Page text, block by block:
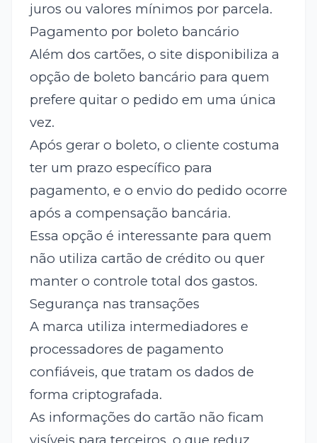
juros ou valores mínimos por parcela.
Pagamento por boleto bancário
Além dos cartões, o site disponibiliza a
opção de boleto bancário para quem
prefere quitar o pedido em uma única
vez.
Após gerar o boleto, o cliente costuma
ter um prazo específico para
pagamento, e o envio do pedido ocorre
após a compensação bancária.
Essa opção é interessante para quem
não utiliza cartão de crédito ou quer
manter o controle total dos gastos.
Segurança nas transações
A marca utiliza intermediadores e
processadores de pagamento
confiáveis, que tratam os dados de
forma criptografada.
As informações do cartão não ficam